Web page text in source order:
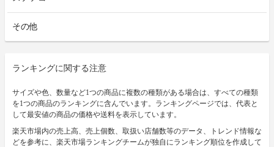
その他
ランキングに関する注意
サイズや色、数量など1つの商品に複数の種類がある場合は、すべての種類
を1つの商品のランキングに含んでいます。ランキングページでは、代表と
して最安値の商品の価格や送料を表示しています。
楽天市場内の売上高、売上個数、取扱い店舗数等のデータ、トレンド情報な
どを参考に、楽天市場ランキングチームが独自にランキング順位を作成して